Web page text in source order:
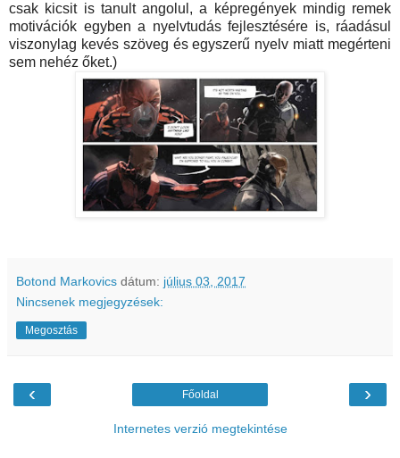
csak kicsit is tanult angolul, a képregények mindig remek
motivációk egyben a nyelvtudás fejlesztésére is, ráadásul
viszonylag kevés szöveg és egyszerű nyelv miatt megérteni
sem nehéz őket.)
Botond Markovics dátum: július 03, 2017
Nincsenek megjegyzések:
Megosztás
‹ ›
Főoldal
Internetes verzió megtekintése